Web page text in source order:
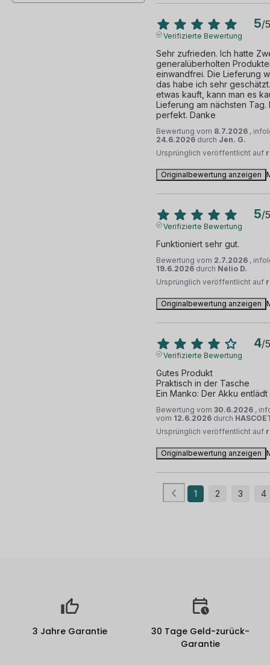
5/5
Verifizierte Bewertung
Sehr zufrieden. Ich hatte
generalüberholten
einwandfrei. Die Lieferung
das habe ich sehr
etwas kauft, kann man es
Lieferung am nächsten Tag.
perfekt. Danke
Bewertung vom 8.7.2026 ,
24.6.2026 durch Jen. G.
Ursprünglich veröffentlicht auf
Originalbewertung anzeigen
5/5
Verifizierte Bewertung
Funktioniert sehr gut.
Bewertung vom 2.7.2026 ,
19.6.2026 durch Nélio D.
Ursprünglich veröffentlicht auf
Originalbewertung anzeigen
4/5
Verifizierte Bewertung
Gutes Produkt
Praktisch in der Tasche
Ein Manko: Der Akku
Bewertung vom 30.6.2026 ,
vom 12.6.2026 durch
Ursprünglich veröffentlicht auf
Originalbewertung anzeigen
1 2 3 4
3 Jahre Garantie
30 Tage Geld-zurück-
Garantie